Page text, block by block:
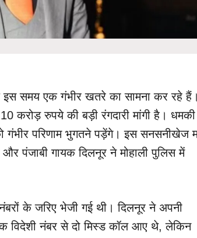
इस समय एक गंभीर खतरे का सामना कर रहे हैं।
करोड़ रुपये की बड़ी रंगदारी मांगी है। धमकी
गंभीर परिणाम भुगतने पड़ेंगे। इस सनसनीखेज
पंजाबी गायक दिलनूर ने मोहाली पुलिस में
के जरिए भेजी गई थी। दिलनूर ने अपनी
विदेशी नंबर से दो मिस्ड कॉल आए थे, लेकिन